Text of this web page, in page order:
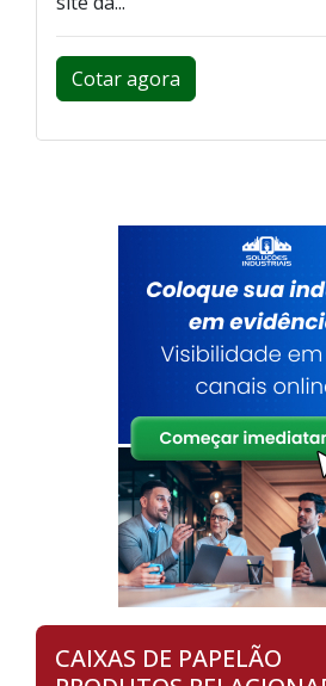
Cotar agora
CAIXAS DE PAPELÃO